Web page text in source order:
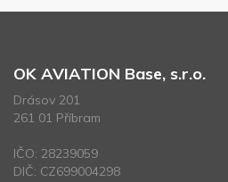
OK AVIATION Base, s.r.o.
Drásov 201
261 01 Příbram
IČO: 28239059
DIČ: CZ699004298